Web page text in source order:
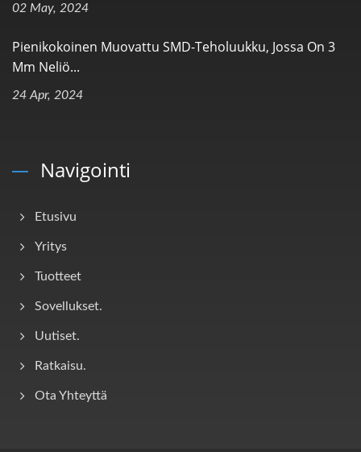
02 May, 2024
Pienikokoinen Muovattu SMD-Teholuukku, Jossa On 3
Mm Neliö...
24 Apr, 2024
Navigointi
Etusivu
Yritys
Tuotteet
Sovellukset.
Uutiset.
Ratkaisu.
Ota Yhteyttä